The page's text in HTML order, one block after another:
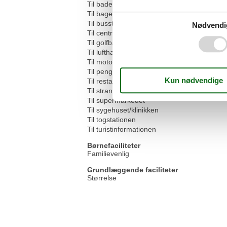
Til badepladsen/vandmassen
Til bageren
Til busstoppestedet
Til centrum
Til golfbanen
Til lufthavnen
Til motorvejen
Til pengeautomaten/banken
Til restauranten
Til stranden
Til supermarkedet
Til sygehuset/klinikken
Til togstationen
Til turistinformationen
Børnefaciliteter
Familievenlig
Grundlæggende faciliteter
Størrelse